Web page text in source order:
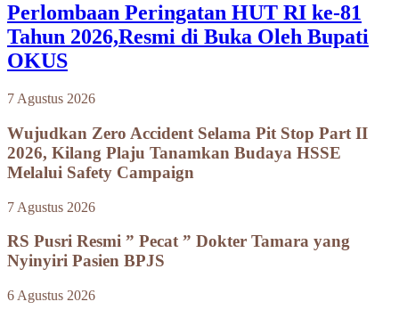
Perlombaan Peringatan HUT RI ke-81
Tahun 2026,Resmi di Buka Oleh Bupati
OKUS
7 Agustus 2026
Wujudkan Zero Accident Selama Pit Stop Part II
2026, Kilang Plaju Tanamkan Budaya HSSE
Melalui Safety Campaign
7 Agustus 2026
RS Pusri Resmi ” Pecat ” Dokter Tamara yang
Nyinyiri Pasien BPJS
6 Agustus 2026